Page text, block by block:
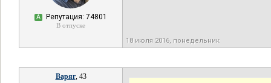
А Репутация: 74801
В отпуске
18 июля 2016, понедельник
Варяг, 43